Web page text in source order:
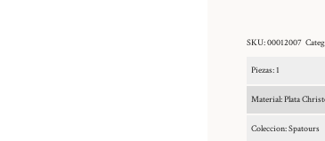
SKU:00012007
Piezas: 1
Material: Plata
Coleccion: Spatours